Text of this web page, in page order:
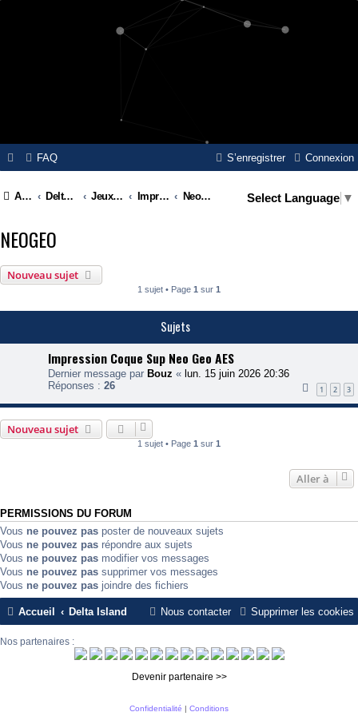
FAQ Connexion
S’enregistrer
Accueil Delta Island Jeux Video Impressions 3D NeoGeo Select Language ▼
NEOGEO
Nouveau sujet
1 sujet • Page 1 sur 1
Sujets
Impression Coque Sup Neo Geo AES
Dernier message par Bouz « lun. 15 juin 2026 20:36
Réponses : 26 1 2 3
Nouveau sujet
1 sujet • Page 1 sur 1
Aller à
PERMISSIONS DU FORUM
Vous ne pouvez pas poster de nouveaux sujets
Vous ne pouvez pas répondre aux sujets
Vous ne pouvez pas modifier vos messages
Vous ne pouvez pas supprimer vos messages
Vous ne pouvez pas joindre des fichiers
Accueil Delta Island Supprimer les cookies
Nous contacter
Nos partenaires :
Devenir partenaire >>
Confidentialité | Conditions